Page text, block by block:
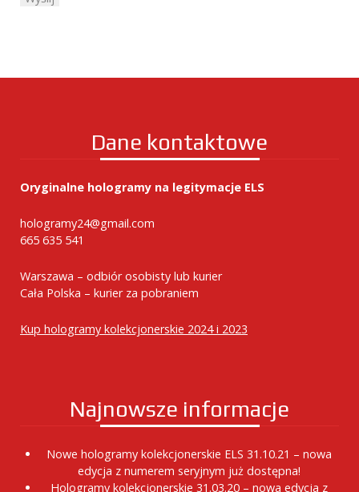
Dane kontaktowe
Oryginalne hologramy na legitymacje ELS
hologramy24@gmail.com
665 635 541
Warszawa – odbiór osobisty lub kurier
Cała Polska – kurier za pobraniem
Kup hologramy kolekcjonerskie 2024 i 2023
Najnowsze informacje
Nowe hologramy kolekcjonerskie ELS 31.10.21 – nowa
edycja z numerem seryjnym już dostępna!
Hologramy kolekcjonerskie 31.03.20 – nowa edycja z